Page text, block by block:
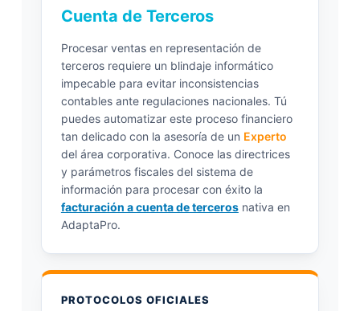
Cuenta de Terceros
Procesar ventas en representación de
terceros requiere un blindaje informático
impecable para evitar inconsistencias
contables ante regulaciones nacionales. Tú
puedes automatizar este proceso financiero
tan delicado con la asesoría de un Experto
del área corporativa. Conoce las directrices
y parámetros fiscales del sistema de
información para procesar con éxito la
facturación a cuenta de tercerosnativa en
AdaptaPro.
PROTOCOLOS OFICIALES